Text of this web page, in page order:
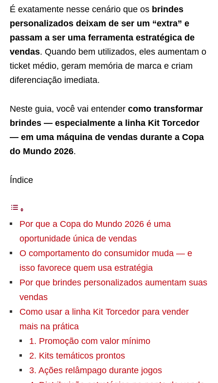
É exatamente nesse cenário que os brindes
personalizados deixam de ser um “extra” e
passam a ser uma ferramenta estratégica de
vendas. Quando bem utilizados, eles aumentam o
ticket médio, geram memória de marca e criam
diferenciação imediata.
Neste guia, você vai entender como transformar
brindes — especialmente a linha Kit Torcedor
— em uma máquina de vendas durante a Copa
do Mundo 2026.
Índice
Por que a Copa do Mundo 2026 é uma
oportunidade única de vendas
O comportamento do consumidor muda — e
isso favorece quem usa estratégia
Por que brindes personalizados aumentam suas
vendas
Como usar a linha Kit Torcedor para vender
mais na prática
1. Promoção com valor mínimo
2. Kits temáticos prontos
3. Ações relâmpago durante jogos